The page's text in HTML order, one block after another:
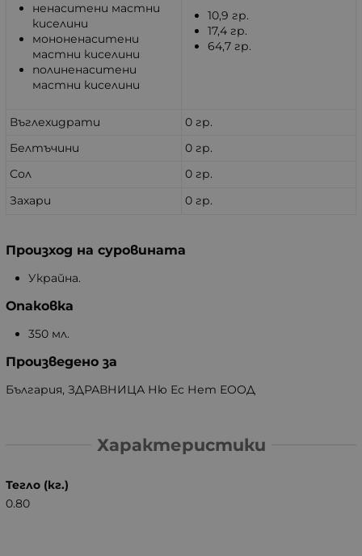
ненаситени мастни
киселини
мононенаситени
мастни киселини
полиненаситени
мастни киселини
10,9 гр.
17,4 гр.
64,7 гр.
Въглехидрати
0 гр.
Белтъчини
0 гр.
Сол
0 гр.
Захари
0 гр.
Произход на суровината
Украйна.
Опаковка
350 мл.
Произведено за
България, ЗДРАВНИЦА Ню Ес Нет ЕООД
Характеристики
Тегло (кг.)
0.80